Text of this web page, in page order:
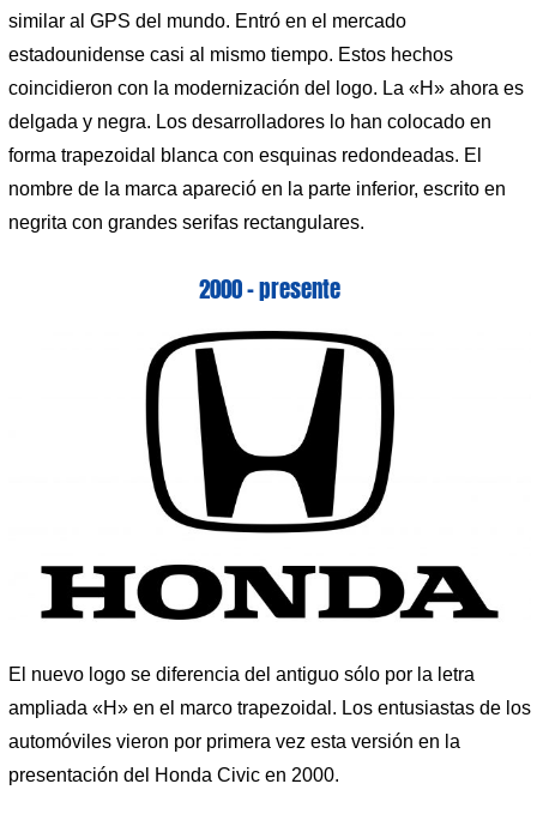
similar al GPS del mundo. Entró en el mercado
estadounidense casi al mismo tiempo. Estos hechos
coincidieron con la modernización del logo. La «H» ahora es
delgada y negra. Los desarrolladores lo han colocado en
forma trapezoidal blanca con esquinas redondeadas. El
nombre de la marca apareció en la parte inferior, escrito en
negrita con grandes serifas rectangulares.
2000 – presente
El nuevo logo se diferencia del antiguo sólo por la letra
ampliada «H» en el marco trapezoidal. Los entusiastas de los
automóviles vieron por primera vez esta versión en la
presentación del Honda Civic en 2000.